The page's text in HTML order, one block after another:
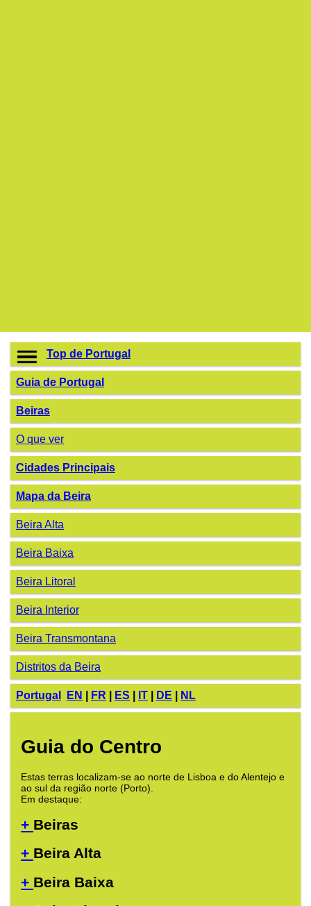
Top de Portugal
Guia de Portugal
Beiras
O que ver
Cidades Principais
Mapa da Beira
Beira Alta
Beira Baixa
Beira Litoral
Beira Interior
Beira Transmontana
Distritos da Beira
Portugal EN FR ES IT DE NL
Guia do Centro
Estas terras localizam-se ao norte de Lisboa e do Alentejo e
ao sul da região norte (Porto).
Em destaque:
+ Beiras
+ Beira Alta
+ Beira Baixa